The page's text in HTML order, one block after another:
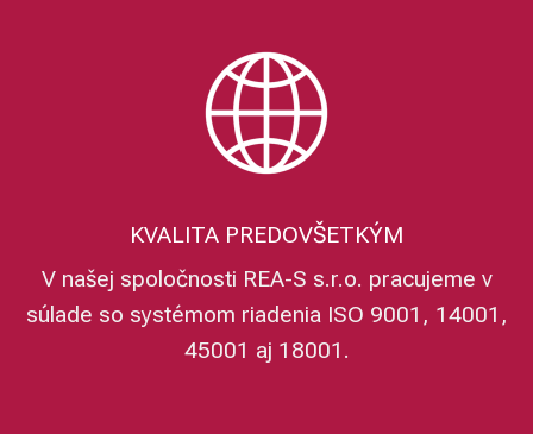
KVALITA PREDOVŠETKÝM
V našej spoločnosti REA-S s.r.o. pracujeme v
súlade so systémom riadenia ISO 9001, 14001,
45001 aj 18001.